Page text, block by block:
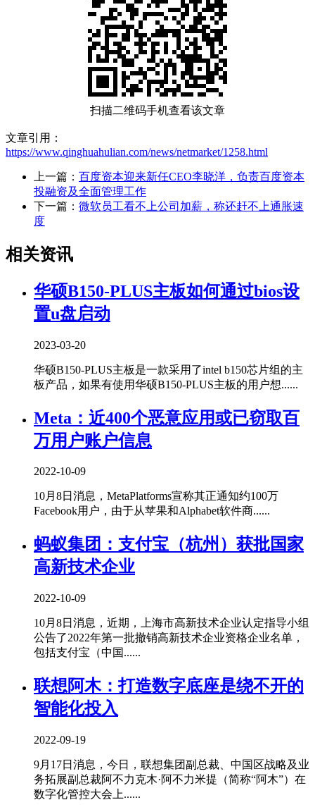
扫描二维码手机查看该文章
文章引用：
https://www.qinghuahulian.com/news/netmarket/1258.html
上一篇： 百度资本迎来新任CEO李晓洋，负责百度资本
投融资及全面管理工作
下一篇： 微软员工看不上公司加薪，称还赶不上通胀速
度
相关资讯
华硕B150-PLUS主板如何通过bios设
置u盘启动
2023-03-20
华硕B150-PLUS主板是一款采用了intel b150芯片组的主
板产品，如果有使用华硕B150-PLUS主板的用户想......
Meta：近400个恶意应用或已窃取百
万用户账户信息
2022-10-09
10月8日消息，MetaPlatforms宣称其正通知约100万
Facebook用户，由于从苹果和Alphabet软件商......
蚂蚁集团：支付宝（杭州）获批国家
高新技术企业
2022-10-09
10月8日消息，近期，上海市高新技术企业认定指导小组
公告了2022年第一批撤销高新技术企业资格企业名单，
包括支付宝（中国......
联想阿木：打造数字底座是绕不开的
智能化投入
2022-09-19
9月17日消息，今日，联想集团副总裁、中国区战略及业
务拓展副总裁阿不力克木·阿不力米提（简称“阿木”）在
数字化管控大会上......